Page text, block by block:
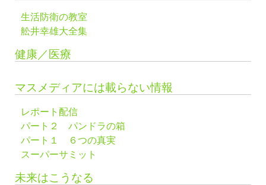
生活防衛の教室
舩井幸雄大全集
健康／医療
マスメディアには載らない情報
レポート配信
パート２ パンドラの箱
パート１ ６つの真実
スーパーサミット
未来はこうなる